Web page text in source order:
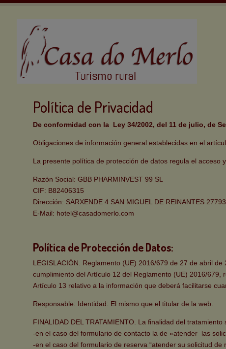
Política de Privacidad
De conformidad con la Ley 34/2002, del 11 de julio, de
Obligaciones de información general establecidas en el
La presente política de protección de datos regula el acceso
Razón Social: GBB PHARMINVEST 99 SL
CIF: B82406315
Dirección: SARXENDE 4 SAN MIGUEL DE REINANTES
E-Mail: hotel@casadomerlo.com
Política de Protección de Datos:
LEGISLACIÓN. Reglamento (UE) 2016/679 de 27 de abril
cumplimiento del Artículo 12 del Reglamento (UE) 2016/
Artículo 13 relativo a la información que deberá facilitarse
Responsable: Identidad: El mismo que el titular de la web.
FINALIDAD DEL TRATAMIENTO. La finalidad del tratamiento
-en el caso del formulario de contacto la de «atender las
-en el caso del formulario de reserva “atender su solicitud de